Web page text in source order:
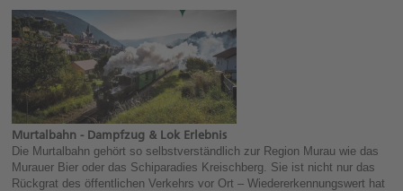
Murtalbahn - Dampfzug & Lok Erlebnis
Die Murtalbahn gehört so selbstverständlich zur Region Murau wie das
Murauer Bier oder das Schiparadies Kreischberg. Sie ist nicht nur das
Rückgrat des öffentlichen Verkehrs vor Ort – Wiedererkennungswert hat